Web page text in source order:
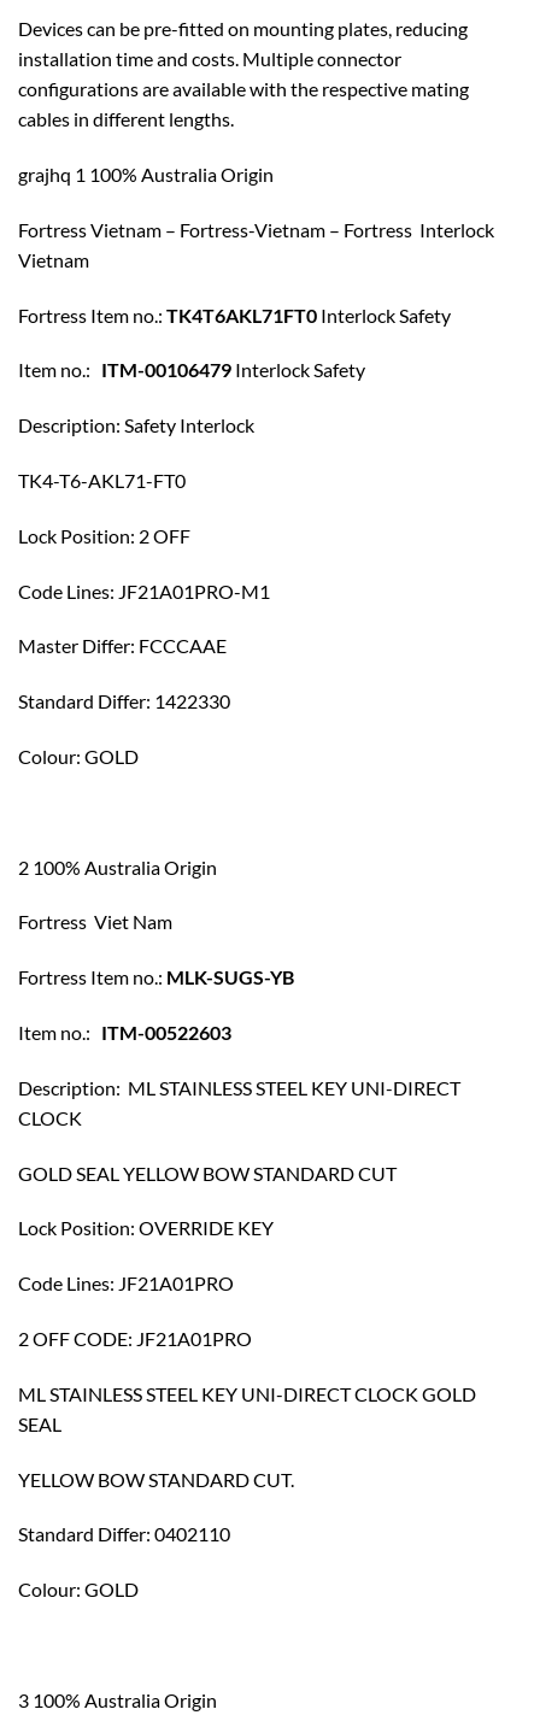
Devices can be pre-fitted on mounting plates, reducing
installation time and costs. Multiple connector
configurations are available with the respective mating
cables in different lengths.
grajhq 1 100% Australia Origin
Fortress Vietnam – Fortress-Vietnam – Fortress Interlock
Vietnam
Fortress Item no.: TK4T6AKL71FT0 Interlock Safety
Item no.: ITM-00106479 Interlock Safety
Description: Safety Interlock
TK4-T6-AKL71-FT0
Lock Position: 2 OFF
Code Lines: JF21A01PRO-M1
Master Differ: FCCCAAE
Standard Differ: 1422330
Colour: GOLD
2 100% Australia Origin
Fortress Viet Nam
Fortress Item no.: MLK-SUGS-YB
Item no.: ITM-00522603
Description: ML STAINLESS STEEL KEY UNI-DIRECT
CLOCK
GOLD SEAL YELLOW BOW STANDARD CUT
Lock Position: OVERRIDE KEY
Code Lines: JF21A01PRO
2 OFF CODE: JF21A01PRO
ML STAINLESS STEEL KEY UNI-DIRECT CLOCK GOLD
SEAL
YELLOW BOW STANDARD CUT.
Standard Differ: 0402110
Colour: GOLD
3 100% Australia Origin